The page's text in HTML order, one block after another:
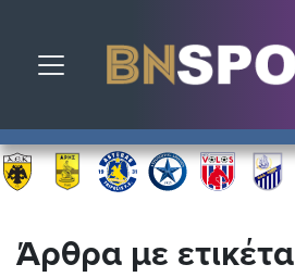
Toggle navigation
Άρθρα με ετικέτα